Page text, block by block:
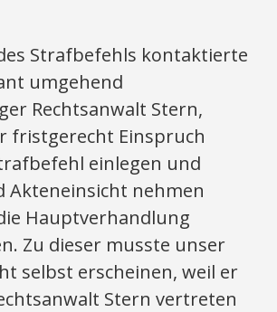
Strafbefehls kontaktierte
umgehend
Rechtsanwalt Stern,
fristgerecht Einspruch
einlegen und
Akteneinsicht nehmen
Hauptverhandlung
Zu dieser musste unser
selbst erscheinen, weil er
Stern vertreten